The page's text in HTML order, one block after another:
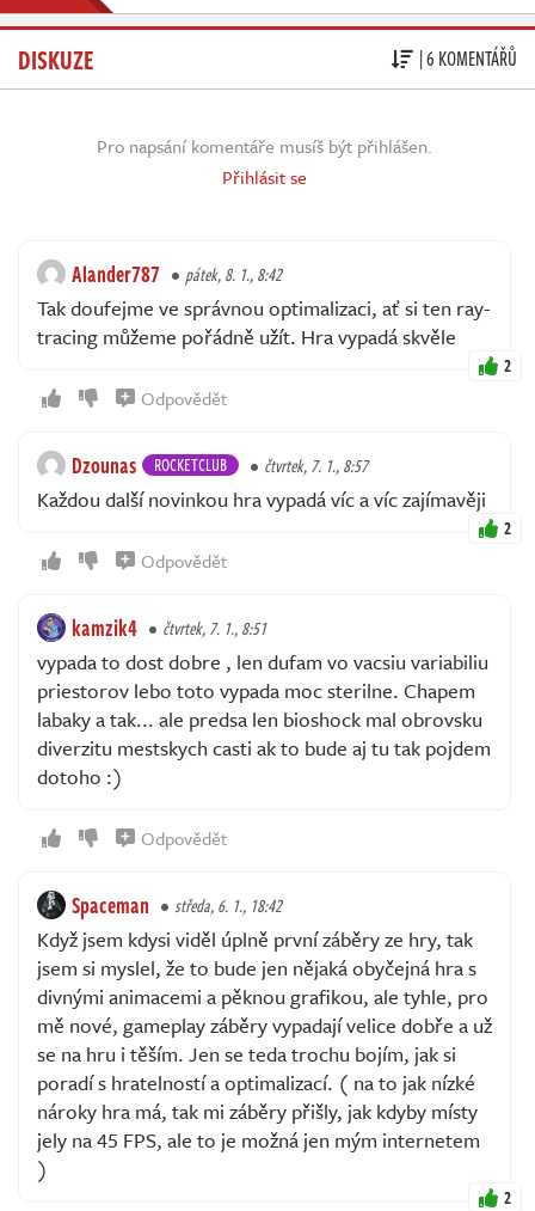
DISKUZE | 6 KOMENTÁŘŮ
Pro napsání komentáře musíš být přihlášen.
Přihlásit se
Alander787 pátek, 8. 1., 8:42
Tak doufejme ve správnou optimalizaci, ať si ten ray-
tracing můžeme pořádně užít. Hra vypadá skvěle
2
Odpovědět
Dzounas ROCKETCLUB čtvrtek, 7. 1., 8:57
Každou další novinkou hra vypadá víc a víc zajímavěji
2
Odpovědět
kamzik4 čtvrtek, 7. 1., 8:51
vypada to dost dobre , len dufam vo vacsiu variabiliu
priestorov lebo toto vypada moc sterilne. Chapem
labaky a tak... ale predsa len bioshock mal obrovsku
diverzitu mestskych casti ak to bude aj tu tak pojdem
dotoho :)
Odpovědět
Spaceman středa, 6. 1., 18:42
Když jsem kdysi viděl úplně první záběry ze hry, tak
jsem si myslel, že to bude jen nějaká obyčejná hra s
divnými animacemi a pěknou grafikou, ale tyhle, pro
mě nové, gameplay záběry vypadají velice dobře a už
se na hru i těším. Jen se teda trochu bojím, jak si
poradí s hratelností a optimalizací. ( na to jak nízké
nároky hra má, tak mi záběry přišly, jak kdyby místy
jely na 45 FPS, ale to je možná jen mým internetem
)
2